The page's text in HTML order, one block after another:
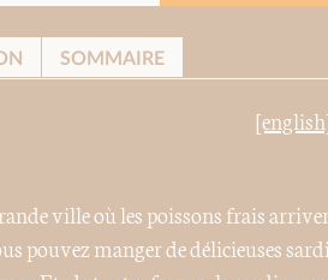
SOMMAIRE
ville où les poissons frais
pouvez manger de délicieuses